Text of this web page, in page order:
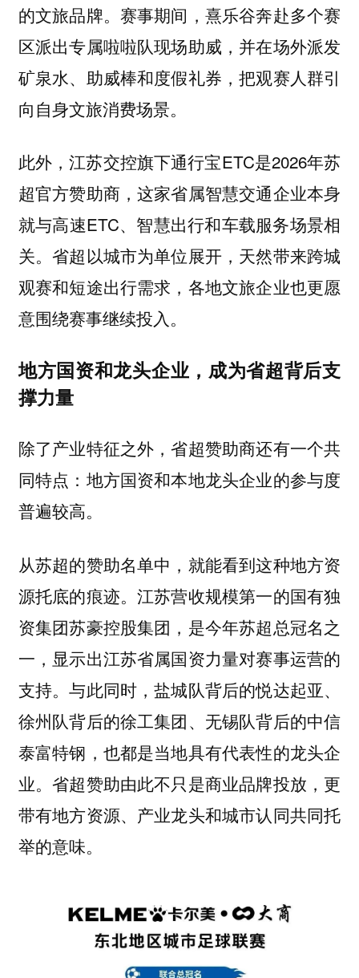
的文旅品牌。赛事期间，熹乐谷奔赴多个赛
区派出专属啦啦队现场助威，并在场外派发
矿泉水、助威棒和度假礼券，把观赛人群引
向自身文旅消费场景。
此外，江苏交控旗下通行宝ETC是2026年苏
超官方赞助商，这家省属智慧交通企业本身
就与高速ETC、智慧出行和车载服务场景相
关。省超以城市为单位展开，天然带来跨城
观赛和短途出行需求，各地文旅企业也更愿
意围绕赛事继续投入。
地方国资和龙头企业，成为省超背后支
撑力量
除了产业特征之外，省超赞助商还有一个共
同特点：地方国资和本地龙头企业的参与度
普遍较高。
从苏超的赞助名单中，就能看到这种地方资
源托底的痕迹。江苏营收规模第一的国有独
资集团苏豪控股集团，是今年苏超总冠名之
一，显示出江苏省属国资力量对赛事运营的
支持。与此同时，盐城队背后的悦达起亚、
徐州队背后的徐工集团、无锡队背后的中信
泰富特钢，也都是当地具有代表性的龙头企
业。省超赞助由此不只是商业品牌投放，更
带有地方资源、产业龙头和城市认同共同托
举的意味。